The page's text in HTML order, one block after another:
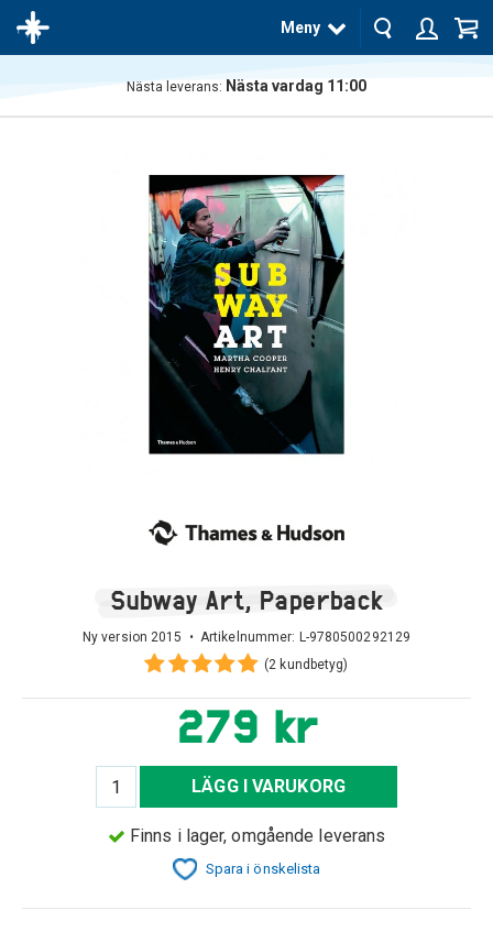
Meny
Nästa leverans: Nästa vardag 11:00
Subway Art, Paperback
Ny version 2015 • Artikelnummer: L-9780500292129
(2 kundbetyg)
279 kr
LÄGG I VARUKORG
Finns i lager, omgående leverans
Spara i önskelista